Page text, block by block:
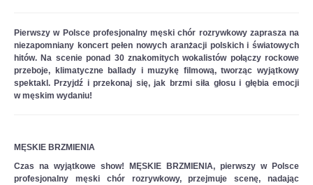
Pierwszyw Polsceprofesjonalny męski chór rozrywkowy zaprasza na
niezapomniany koncert pełen nowych aranżacji polskich i światowych
hitów. Na scenie ponad 30 znakomitych wokalistów połączy rockowe
przeboje, klimatyczne ballady i muzykę filmową, tworząc wyjątkowy
spektakl. Przyjdź i przekonaj się, jak brzmi siła głosu i głębia emocji
w męskim wydaniu!
MĘSKIE BRZMIENIA
Czas na wyjątkowe show!
MĘSKIE BRZMIENIA, pierwszy w Polsce
profesjonalny
męski chórrozrywkowy, przejmuje scenę, nadając